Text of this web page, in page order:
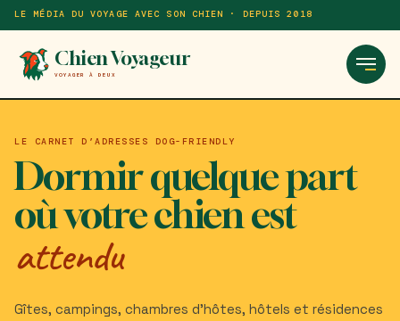
Aller
au
contenu
principal
LE MÉDIA DU VOYAGE AVEC SON CHIEN · DEPUIS 2018
Chien Voyageur
VOYAGER À DEUX
le
LE CARNET D’ADRESSES DOG-FRIENDLY
Dormir quelque part
où votre chien est
attendu
Gîtes, campings, chambres d’hôtes, hôtels et résidences
Panneau de gestion des cookies